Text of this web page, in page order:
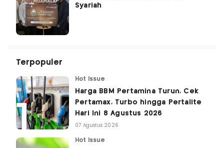
Syariah
Terpopuler
Hot Issue
Harga BBM Pertamina Turun, Cek
Pertamax, Turbo hingga Pertalite
Hari Ini 8 Agustus 2026
07 Agustus 2026
Hot Issue